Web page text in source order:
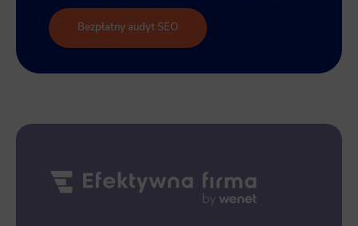
Bezpłatny audyt SEO